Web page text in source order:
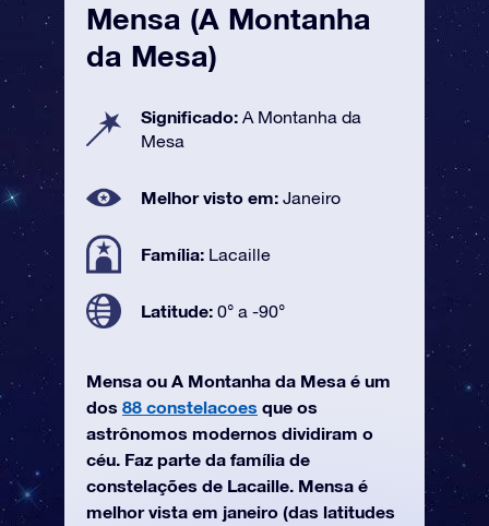
Mensa (A Montanha
da Mesa)
Significado: A Montanha da
Mesa
Melhor visto em: Janeiro
Família: Lacaille
Latitude: 0° a -90°
Mensa ou A Montanha da Mesa é um
dos 88 constelacoes que os
astrônomos modernos dividiram o
céu. Faz parte da família de
constelações de Lacaille. Mensa é
melhor vista em janeiro (das latitudes